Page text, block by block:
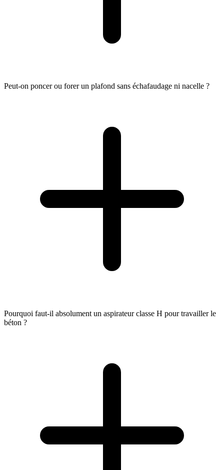
Peut-on poncer ou forer un plafond sans échafaudage ni nacelle ?
Pourquoi faut-il absolument un aspirateur classe H pour travailler le
béton ?